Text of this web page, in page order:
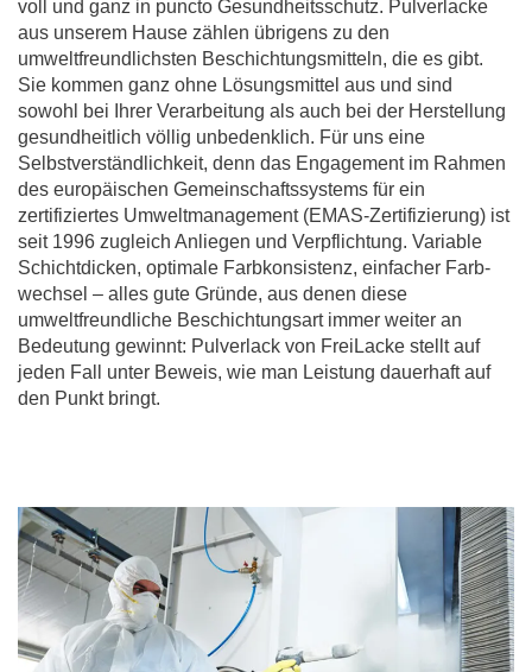
voll und ganz in puncto Gesundheitsschutz. Pulverlacke
aus unserem Hause zählen übrigens zu den
umweltfreundlichsten Beschichtungs­mitteln, die es gibt.
Sie kommen ganz ohne Lösungs­mittel aus und sind
sowohl bei Ihrer Verarbeitung als auch bei der Herstellung
gesundheitlich völlig un­bedenklich. Für uns eine
Selbstver­ständlich­keit, denn das Engagement im Rahmen
des euro­pä­ischen Gemeinschaftssystems für ein
zertifiziertes Umwelt­management (EMAS-Zertifizierung) ist
seit 1996 zugleich Anliegen und Ver­pflichtung. Variable
Schichtdicken, optimale Farbkonsistenz, einfacher Farb­
wechsel – alles gute Gründe, aus denen diese
umweltfreundliche Beschichtungs­art immer weiter an
Bedeutung gewinnt: Pulverlack von FreiLacke stellt auf
jeden Fall unter Beweis, wie man Leistung dauerhaft auf
den Punkt bringt.